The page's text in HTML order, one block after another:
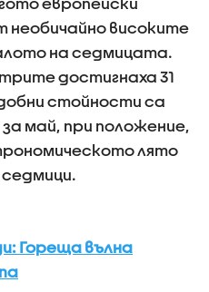
необичайно високите
на седмицата.
достигнаха 31
стойности са
за май, при положение,
лято
Гореща вълна